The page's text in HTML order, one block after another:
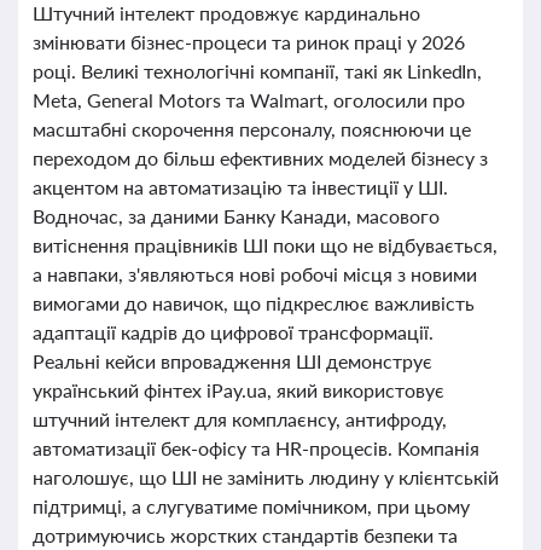
Штучний інтелект продовжує кардинально
змінювати бізнес-процеси та ринок праці у 2026
році. Великі технологічні компанії, такі як LinkedIn,
Meta, General Motors та Walmart, оголосили про
масштабні скорочення персоналу, пояснюючи це
переходом до більш ефективних моделей бізнесу з
акцентом на автоматизацію та інвестиції у ШІ.
Водночас, за даними Банку Канади, масового
витіснення працівників ШІ поки що не відбувається,
а навпаки, з'являються нові робочі місця з новими
вимогами до навичок, що підкреслює важливість
адаптації кадрів до цифрової трансформації.
Реальні кейси впровадження ШІ демонструє
український фінтех iPay.ua, який використовує
штучний інтелект для комплаєнсу, антифроду,
автоматизації бек-офісу та HR-процесів. Компанія
наголошує, що ШІ не замінить людину у клієнтській
підтримці, а слугуватиме помічником, при цьому
дотримуючись жорстких стандартів безпеки та